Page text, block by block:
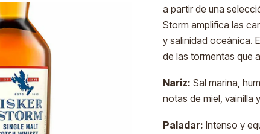
a partir de una
Storm amplifica las
y salinidad oceánica.
de las tormentas que
Nariz: Sal marina,
notas de miel, vainilla
Paladar: Intenso y